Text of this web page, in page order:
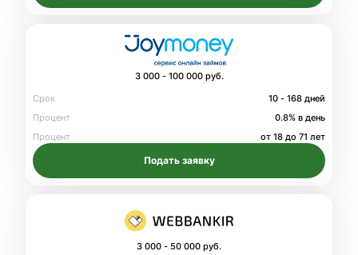
3 000 - 100 000 руб.
Срок
10 - 168 дней
Процент
0.8% в день
Процент
от 18 до 71 лет
Подать заявку
3 000 - 50 000 руб.